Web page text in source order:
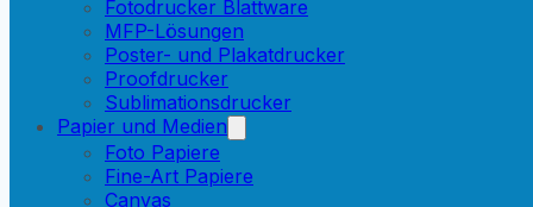
Fotodrucker Blattware
MFP-Lösungen
Poster- und Plakatdrucker
Proofdrucker
Sublimationsdrucker
Papier und Medien
Foto Papiere
Fine-Art Papiere
Canvas